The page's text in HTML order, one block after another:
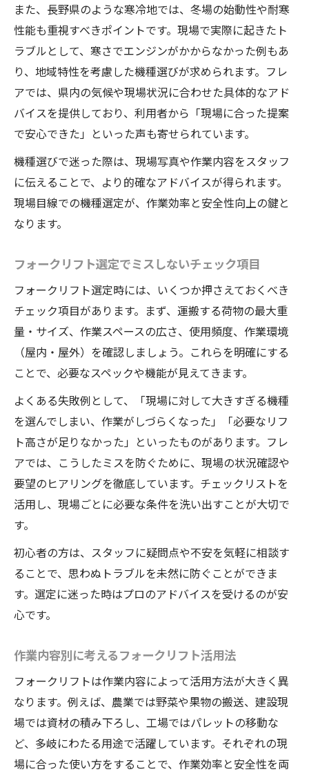
また、長野県のような寒冷地では、冬場の始動性や耐寒
性能も重視すべきポイントです。現場で実際に起きたト
ラブルとして、寒さでエンジンがかからなかった例もあ
り、地域特性を考慮した機種選びが求められます。フレ
アでは、県内の気候や現場状況に合わせた具体的なアド
バイスを提供しており、利用者から「現場に合った提案
で安心できた」といった声も寄せられています。
機種選びで迷った際は、現場写真や作業内容をスタッフ
に伝えることで、より的確なアドバイスが得られます。
現場目線での機種選定が、作業効率と安全性向上の鍵と
なります。
フォークリフト選定でミスしないチェック項目
フォークリフト選定時には、いくつか押さえておくべき
チェック項目があります。まず、運搬する荷物の最大重
量・サイズ、作業スペースの広さ、使用頻度、作業環境
（屋内・屋外）を確認しましょう。これらを明確にする
ことで、必要なスペックや機能が見えてきます。
よくある失敗例として、「現場に対して大きすぎる機種
を選んでしまい、作業がしづらくなった」「必要なリフ
ト高さが足りなかった」といったものがあります。フレ
アでは、こうしたミスを防ぐために、現場の状況確認や
要望のヒアリングを徹底しています。チェックリストを
活用し、現場ごとに必要な条件を洗い出すことが大切で
す。
初心者の方は、スタッフに疑問点や不安を気軽に相談す
ることで、思わぬトラブルを未然に防ぐことができま
す。選定に迷った時はプロのアドバイスを受けるのが安
心です。
作業内容別に考えるフォークリフト活用法
フォークリフトは作業内容によって活用方法が大きく異
なります。例えば、農業では野菜や果物の搬送、建設現
場では資材の積み下ろし、工場ではパレットの移動な
ど、多岐にわたる用途で活躍しています。それぞれの現
場に合った使い方をすることで、作業効率と安全性を両